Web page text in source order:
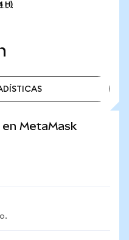
H)
MetaMask